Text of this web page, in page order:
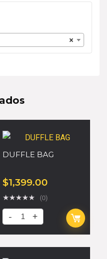
×
DUFFLE BAG
$1,399.00
★★★★★ (0)